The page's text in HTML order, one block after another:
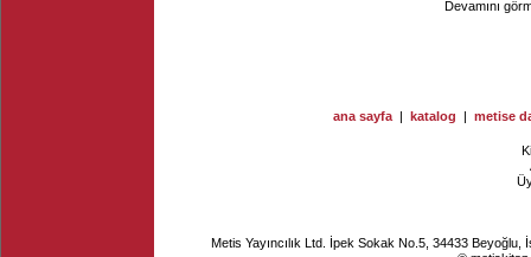
Devamını
ana sayfa | katalog | metise
Metis Yayıncılık Ltd. İpek Sokak No.5, 34433